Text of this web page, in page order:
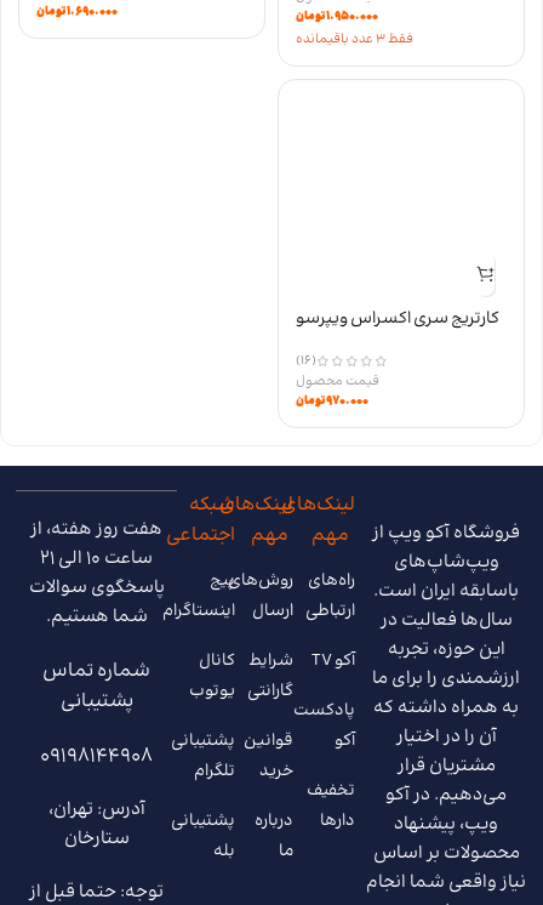
۱.۹۵۰.۰۰۰تومان
فقط 3 عدد باقیمانده
۱.۶۹۰.۰۰۰تومان
کارتریج سری اکسراس ویپرسو
(16)
۹۷۰.۰۰۰تومان
فروشگاه آکو ویپ از
ویپ‌شاپ‌های
باسابقه ایران است.
سال‌ها فعالیت در
این حوزه، تجربه
ارزشمندی را برای ما
به همراه داشته که
آن را در اختیار
مشتریان قرار
می‌دهیم. در آکو
ویپ، پیشنهاد
محصولات بر اساس
نیاز واقعی شما انجام
لینک‌های
مهم
راه‌های
ارتباطی
آکو TV
پادکست
آکو
تخفیف
دارها
لینک‌های
مهم
روش‌های
ارسال
شرایط
گارانتی
قوانین
خرید
درباره
ما
شبکه
اجتماعی
پیج
اینستاگرام
کانال
یوتوب
پشتیبانی
تلگرام
پشتیبانی
بله
هفت روز هفته، از
ساعت 10 الی 21
پاسخگوی سوالات
شما هستیم.
شماره تماس
پشتیبانی
09198144908
آدرس: تهران،
ستارخان
توجه: حتما قبل از